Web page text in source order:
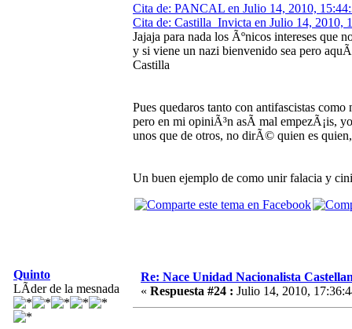
Cita de: PANCAL en Julio 14, 2010,
Cita de: Castilla_Invicta en Julio 14, 2010,
Jajaja para nada los Ãºnicos intereses que
y si viene un nazi bienvenido sea pero
Castilla
Pues quedaros tanto con antifascistas como
pero en mi opiniÃ³n asÃ­ mal empezÃ¡is,
unos que de otros, no dirÃ© quien es
Un buen ejemplo de como unir falacia y
Quinto
LÃ­der de la mesnada
Re: Nace Unidad Nacionalista
« Respuesta #24 : Julio 14, 2010,